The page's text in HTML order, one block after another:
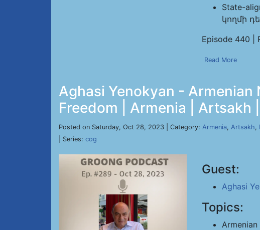
State-
կողմի
Episode 440 |
Read More
Aghasi Yenokyan - Armenian
Freedom | Armenia | Artsakh
Posted on Saturday, Oct 28, 2023 | Category: Armenia, Artsakh,
| Series: cog
Guest:
Aghasi
Topics: